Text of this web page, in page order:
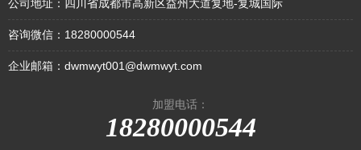
公司地址： 四川省成都市高新区益州大道复地-复城国际
咨询微信： 18280000544
企业邮箱： dwmwyt001@dwmwyt.com
加盟电话：
18280000544